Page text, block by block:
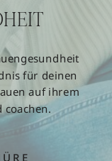
für deinen
auf ihrem